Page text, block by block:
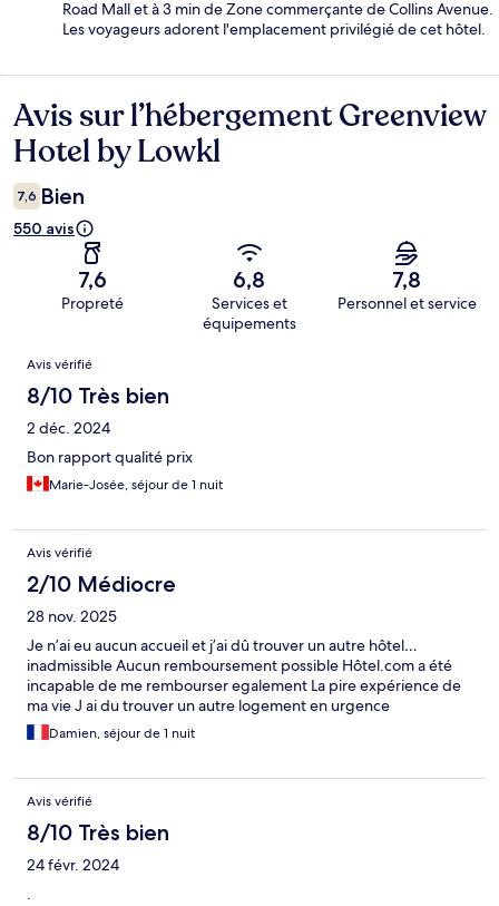
Road Mall et à 3 min de Zone commerçante de Collins Avenue.
Les voyageurs adorent l'emplacement privilégié de cet hôtel.
Avis
Avis sur l’hébergement Greenview
Hotel by Lowkl
7,6 Bien
550 avis
7,6
Propreté
6,8
Services et
équipements
7,8
Personnel et service
Avis
Avis vérifié
8/10 Très bien
2 déc. 2024
Bon rapport qualité prix
Marie-Josée, séjour de 1 nuit
Avis vérifié
2/10 Médiocre
28 nov. 2025
Je n’ai eu aucun accueil et j’ai dû trouver un autre hôtel…
inadmissible Aucun remboursement possible Hôtel.com a été
incapable de me rembourser egalement La pire expérience de
ma vie J ai du trouver un autre logement en urgence
Damien, séjour de 1 nuit
Avis vérifié
8/10 Très bien
24 févr. 2024
.